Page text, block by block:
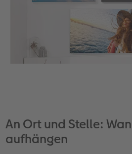
An Ort und Stelle:
aufhängen